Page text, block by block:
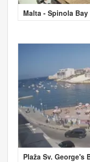
Malta - Spinola Bay
Plaža Sv. George's